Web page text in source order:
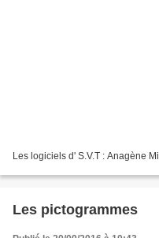
Les logiciels d' S.V.T : Anagène
Les pictogrammes